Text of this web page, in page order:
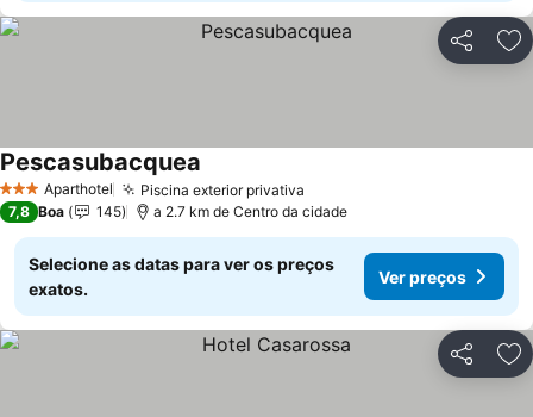
Partilhar
3 EstrelasAparthotel Piscina exterior privativa
Pescasubacquea
7,8 Boa 145 a 2.7 km de Centro da cidade
Selecione as datas para ver os preços
exatos.
Ver preços
Partilhar